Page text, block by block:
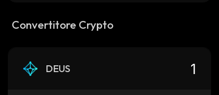
Convertitore Crypto
DEUS